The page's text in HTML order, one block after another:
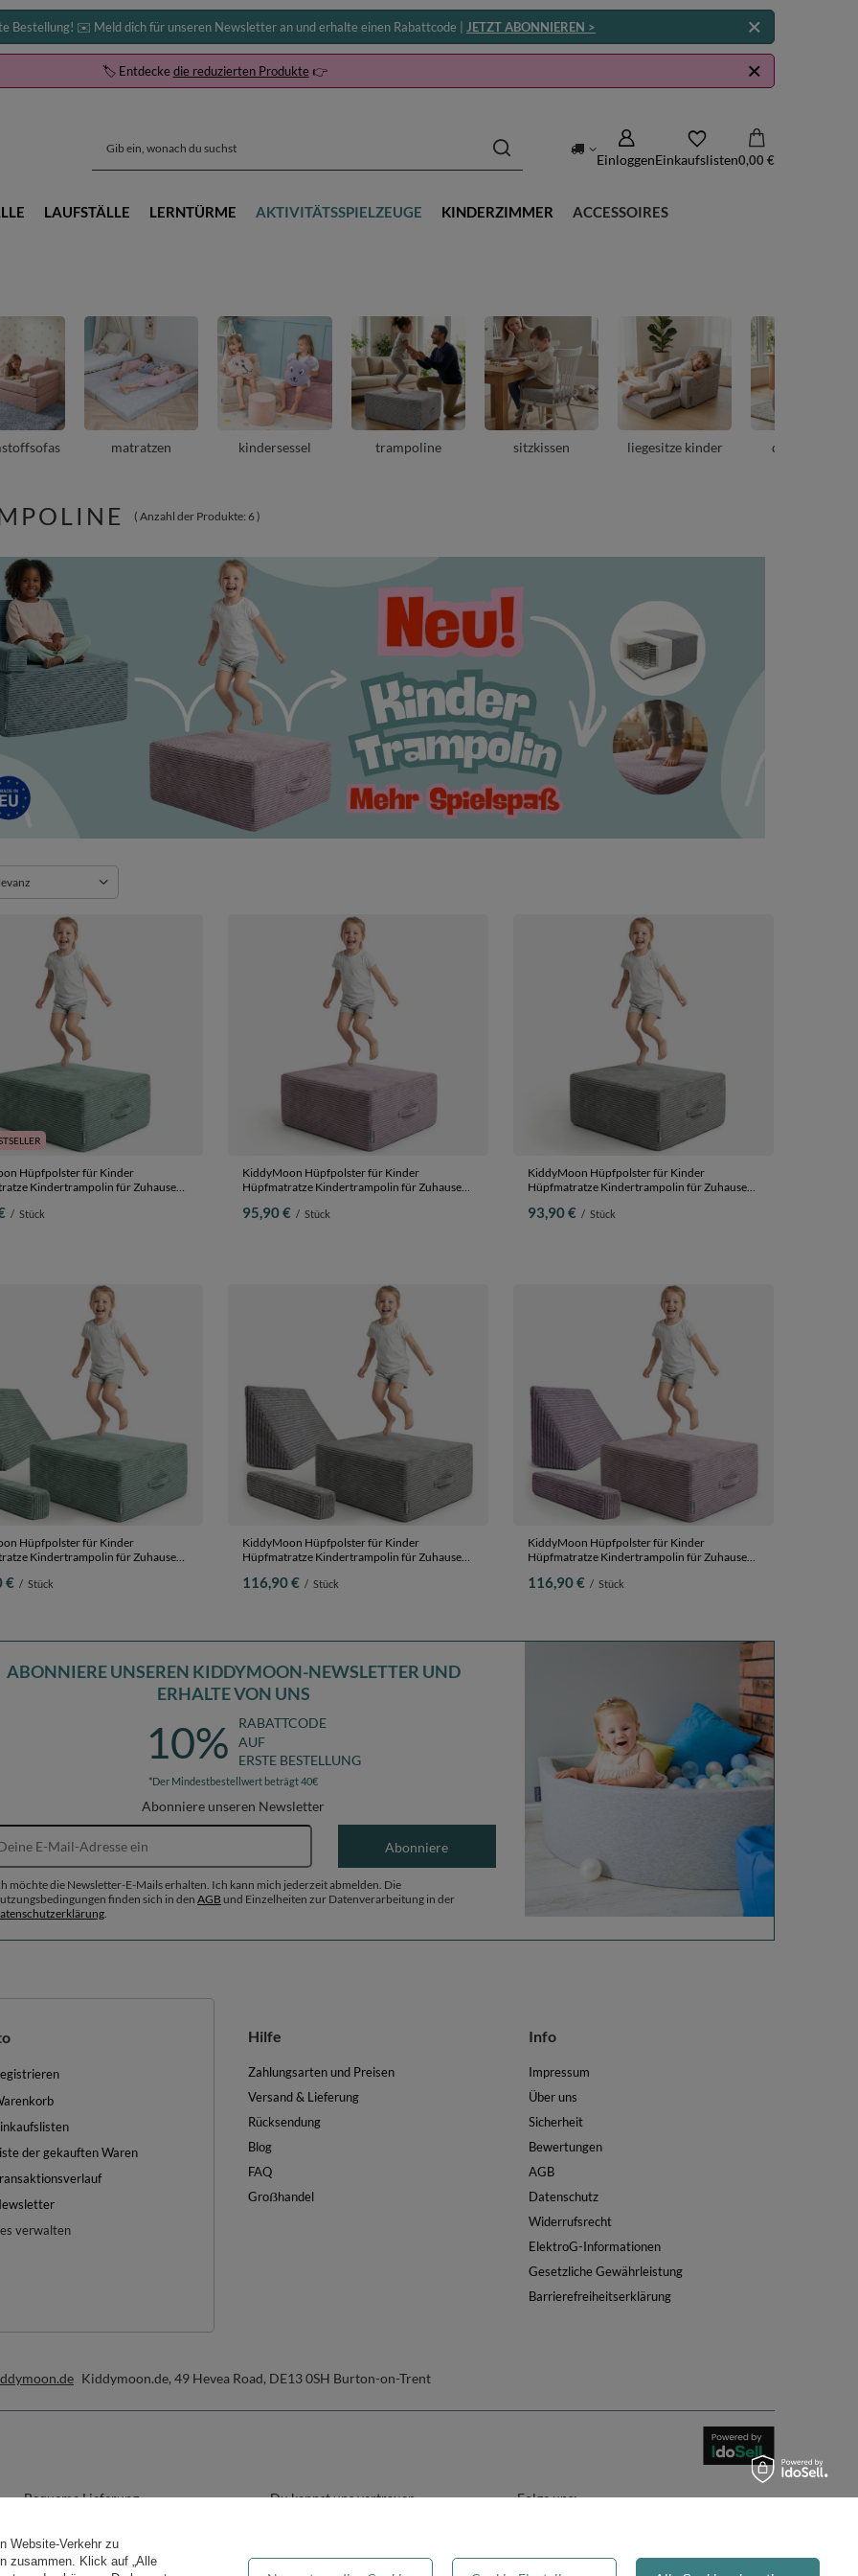
Bestellung! ✉️ Meld dich für unseren Newsletter an und erhalte einen Rabattcode | JETZT ABONNIEREN >
🏷️ Entdeckedie reduzierten Produkte👉
EinloggenEinkaufslisten0,00 €
LAUFSTÄLLE LERNTÜRME AKTIVITÄTSSPIELZEUGE KINDERZIMMER ACCESSOIRES
matratzen kindersessel trampoline sitzkissen liegesitze kinder donut poufs
( Anzahl der Produkte: 6)
ändern
Hüpfpolster für Kinder
Kindertrampolin für Zuhause
Bezug Waschbar, Grün,
/ Stück
KiddyMoon Hüpfpolster für Kinder
Hüpfmatratze Kindertrampolin für Zuhause
Abnehmbarer Bezug Waschbar, Violett,
95,90 € / Stück
KiddyMoon Hüpfpolster für Kinder
Hüpfmatratze Kindertrampolin für Zuhause
Abnehmbarer Bezug Waschbar, Dunkelgrau,
93,90 € / Stück
Hüpfpolster für Kinder
Kindertrampolin für Zuhause
Bezug Waschbar, Grün,
€ / Stück
KiddyMoon Hüpfpolster für Kinder
Hüpfmatratze Kindertrampolin für Zuhause
Abnehmbarer Bezug Waschbar, Dunkelgrau,
116,90 € / Stück
KiddyMoon Hüpfpolster für Kinder
Hüpfmatratze Kindertrampolin für Zuhause
Abnehmbarer Bezug Waschbar, Violett,
116,90 € / Stück
ABONNIERE UNSEREN KIDDYMOON-NEWSLETTER UND
ERHALTE VON UNS
10%
RABATTCODE
AUF
ERSTE BESTELLUNG
*Der Mindestbestellwert beträgt 40€
Abonniere unseren Newsletter
E-Mail-Adresse
Abonniere
möchte die Newsletter-E-Mails erhalten. Ich kann mich jederzeit abmelden. Die
finden sich in den AGB und Einzelheiten zur Datenverarbeitung in der
.
der gekauften Waren
verwalten
Hilfe
Zahlungsarten und Preisen
Versand & Lieferung
Rücksendung
Blog
FAQ
Groẞhandel
Info
Impressum
Über uns
Sicherheit
Bewertungen
AGB
Datenschutz
Widerrufsrecht
ElektroG-Informationen
Gesetzliche Gewährleistung
Barrierefreiheitserklärung
Kiddymoon.de, 49 Hevea Road, DE13 0SH Burton-on-Trent
Bequeme Lieferung Du kannst uns vertrauen Folge uns:
Website-Verkehr zu
zusammen. Klick auf „Alle